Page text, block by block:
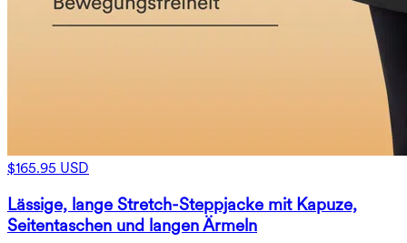
$165.95 USD
Lässige, lange Stretch-Steppjacke mit Kapuze,
Seitentaschen und langen Ärmeln